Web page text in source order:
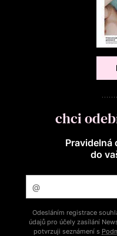
chci
Pravidelná
do
Odesláním registrace
údajů pro účely zasílání
potvrzuji seznámení s